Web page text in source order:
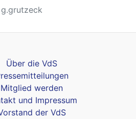
Über die VdS
Mitglied werden
und Impressum
der VdS